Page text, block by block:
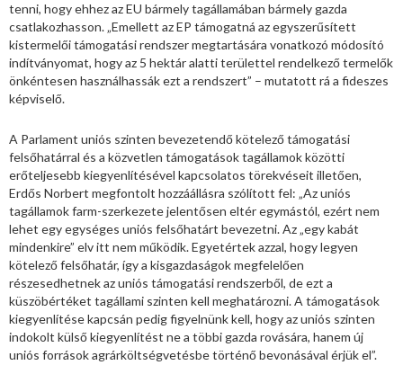
tenni, hogy ehhez az EU bármely tagállamában bármely gazda
csatlakozhasson. „Emellett az EP támogatná az egyszerűsített
kistermelői támogatási rendszer megtartására vonatkozó módosító
indítványomat, hogy az 5 hektár alatti területtel rendelkező termelők
önkéntesen használhassák ezt a rendszert” – mutatott rá a fideszes
képviselő.
A Parlament uniós szinten bevezetendő kötelező támogatási
felsőhatárral és a közvetlen támogatások tagállamok közötti
erőteljesebb kiegyenlítésével kapcsolatos törekvéseit illetően,
Erdős Norbert megfontolt hozzáállásra szólított fel: „Az uniós
tagállamok farm-szerkezete jelentősen eltér egymástól, ezért nem
lehet egy egységes uniós felsőhatárt bevezetni. Az „egy kabát
mindenkire” elv itt nem működik. Egyetértek azzal, hogy legyen
kötelező felsőhatár, így a kisgazdaságok megfelelően
részesedhetnek az uniós támogatási rendszerből, de ezt a
küszöbértéket tagállami szinten kell meghatározni. A támogatások
kiegyenlítése kapcsán pedig figyelnünk kell, hogy az uniós szinten
indokolt külső kiegyenlítést ne a többi gazda rovására, hanem új
uniós források agrárköltségvetésbe történő bevonásával érjük el”.